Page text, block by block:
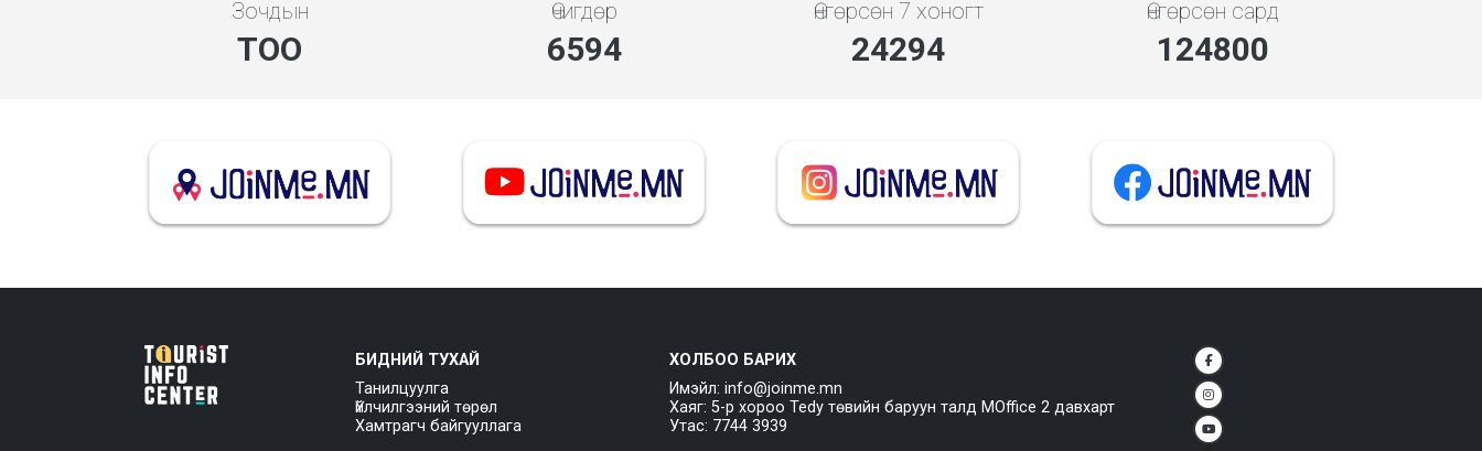
Зочдын
ТОО
Өчигдөр
7608
Өнгөрсөн 7 хоногт
28031
Өнгөрсөн сард
144000
БИДНИЙ ТУХАЙ
Танилцуулга
Үйлчилгээний төрөл
Хамтрагч байгууллага
ХОЛБОО БАРИХ
Имэйл: info@joinme.mn
Хаяг: 5-р хороо Tedy төвийн баруун талд MOffice 2 давхарт
Утас: 7744 3939